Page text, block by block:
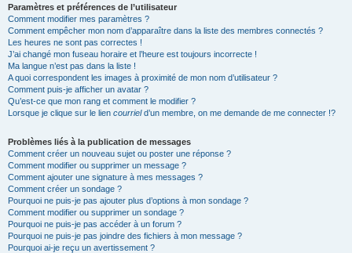
Paramètres et préférences de l’utilisateur
Comment modifier mes paramètres ?
Comment empêcher mon nom d’apparaître dans la liste des membres connectés ?
Les heures ne sont pas correctes !
J’ai changé mon fuseau horaire et l’heure est toujours incorrecte !
Ma langue n’est pas dans la liste !
A quoi correspondent les images à proximité de mon nom d’utilisateur ?
Comment puis-je afficher un avatar ?
Qu’est-ce que mon rang et comment le modifier ?
Lorsque je clique sur le lien courrield’un membre, on me demande de me connecter !?
Problèmes liés à la publication de messages
Comment créer un nouveau sujet ou poster une réponse ?
Comment modifier ou supprimer un message ?
Comment ajouter une signature à mes messages ?
Comment créer un sondage ?
Pourquoi ne puis-je pas ajouter plus d’options à mon sondage ?
Comment modifier ou supprimer un sondage ?
Pourquoi ne puis-je pas accéder à un forum ?
Pourquoi ne puis-je pas joindre des fichiers à mon message ?
Pourquoi ai-je reçu un avertissement ?